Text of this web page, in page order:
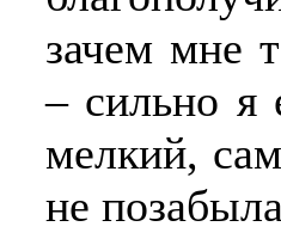
зачем мне
– сильно я
мелкий,
не